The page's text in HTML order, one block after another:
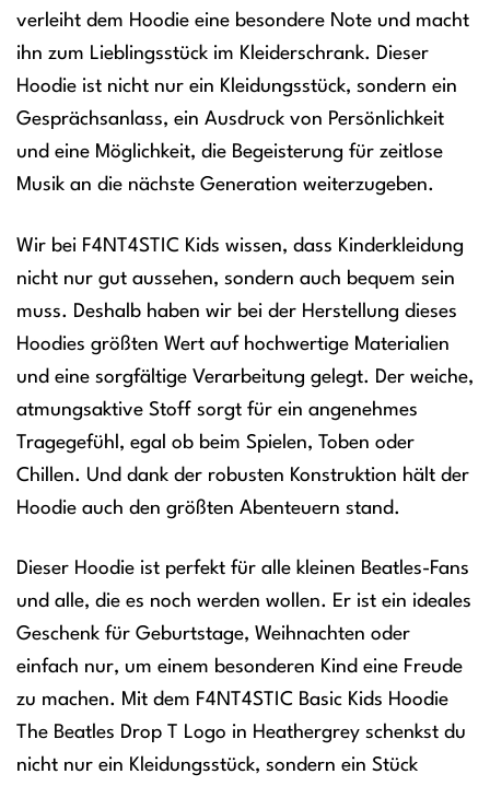
verleiht dem Hoodie eine besondere Note und macht
ihn zum Lieblingsstück im Kleiderschrank. Dieser
Hoodie ist nicht nur ein Kleidungsstück, sondern ein
Gesprächsanlass, ein Ausdruck von Persönlichkeit
und eine Möglichkeit, die Begeisterung für zeitlose
Musik an die nächste Generation weiterzugeben.
Wir bei F4NT4STIC Kids wissen, dass Kinderkleidung
nicht nur gut aussehen, sondern auch bequem sein
muss. Deshalb haben wir bei der Herstellung dieses
Hoodies größten Wert auf hochwertige Materialien
und eine sorgfältige Verarbeitung gelegt. Der weiche,
atmungsaktive Stoff sorgt für ein angenehmes
Tragegefühl, egal ob beim Spielen, Toben oder
Chillen. Und dank der robusten Konstruktion hält der
Hoodie auch den größten Abenteuern stand.
Dieser Hoodie ist perfekt für alle kleinen Beatles-Fans
und alle, die es noch werden wollen. Er ist ein ideales
Geschenk für Geburtstage, Weihnachten oder
einfach nur, um einem besonderen Kind eine Freude
zu machen. Mit dem F4NT4STIC Basic Kids Hoodie
The Beatles Drop T Logo in Heathergrey schenkst du
nicht nur ein Kleidungsstück, sondern ein Stück